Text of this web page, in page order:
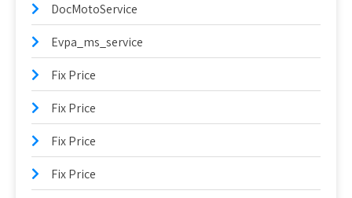
DocMotoService
Evpa_ms_service
Fix Price
Fix Price
Fix Price
Fix Price